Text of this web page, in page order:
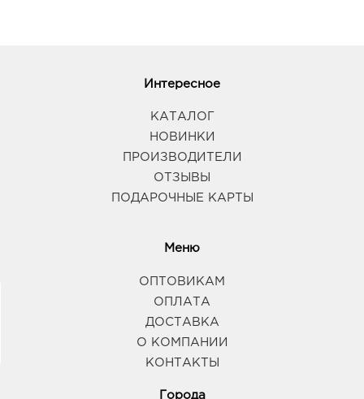
Интересное
КАТАЛОГ
НОВИНКИ
ПРОИЗВОДИТЕЛИ
ОТЗЫВЫ
ПОДАРОЧНЫЕ КАРТЫ
Меню
ОПТОВИКАМ
ОПЛАТА
ДОСТАВКА
О КОМПАНИИ
КОНТАКТЫ
Города